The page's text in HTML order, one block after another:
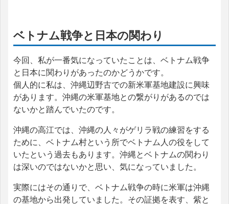
ベトナム戦争と日本の関わり
今回、私が一番気になっていたことは、ベトナム戦争
と日本に関わりがあったのかどうかです。
個人的に私は、沖縄辺野古での新米軍基地建設に興味
があります。沖縄の米軍基地との繋がりがあるのでは
ないかと踏んでいたのです。
沖縄の高江では、沖縄の人々がゲリラ戦の練習をする
ために、ベトナム村という所でベトナム人の役をして
いたという過去もあります。沖縄とベトナムの関わり
は深いのではないかと思い、気になっていました。
実際にはその通りで、ベトナム戦争の時に米軍は沖縄
の基地から出発していました。その証拠を表す、紫と